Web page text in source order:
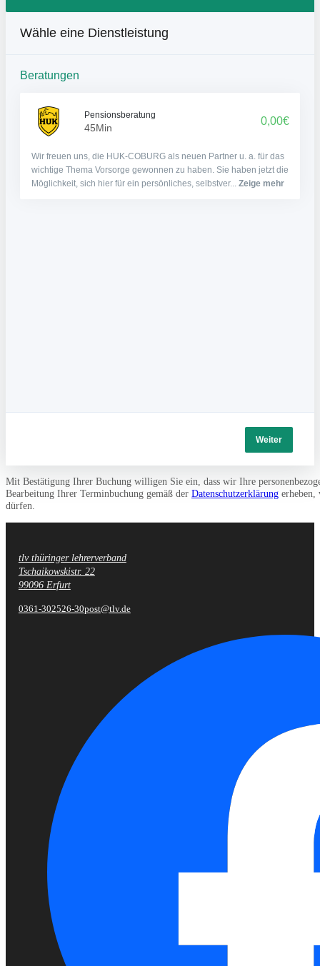
Wähle eine Dienstleistung
Beratungen
Pensionsberatung
45Min
0,00€
Wir freuen uns, die HUK-COBURG als neuen Partner u. a. für das
wichtige Thema Vorsorge gewonnen zu haben. Sie haben jetzt die
Möglichkeit, sich hier für ein persönliches, selbstver... Zeige mehr
Weiter
Mit Bestätigung Ihrer Buchung willigen Sie ein, dass wir Ihre
Bearbeitung Ihrer Terminbuchung gemäß der Datenschutzerklärung erheben,
dürfen.
Fußzeile
tlv thüringer lehrerverband
Tschaikowskistr. 22
99096 Erfurt
0361-302526-30post@tlv.de